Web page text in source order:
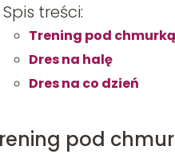
Spis treści:
Trening pod
Dres na halę
Dres na co dzień
pod